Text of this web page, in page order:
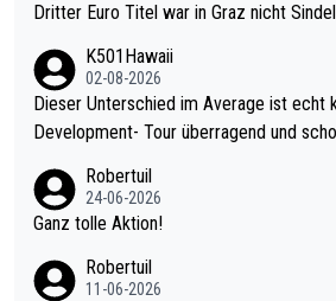
Dritter Euro Titel war in Graz nicht
K501Hawaii
02-08-2026
Dieser Unterschied im Average ist echt krass! 111+
Development- Tour überragend und
mal 40+ erst recht. Da gewinnst keinen Blumentopf - ist ja noc
h krasser wie ein Pokalspiel eines Kreisligisten vs einem Bund
Robertuil
24-06-2026
Ganz tolle Aktion!
Robertuil
11-06-2026